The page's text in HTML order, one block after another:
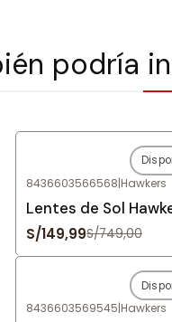
podría
Agotado
8436603566568|Hawkers
Lentes de Sol
S/149,99S/749,00
Agotado
8436603569545|Hawkers